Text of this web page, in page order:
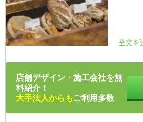
全文を
店舗デザイン・施工会社を無
料紹介！
大手法人からも ご利用多数